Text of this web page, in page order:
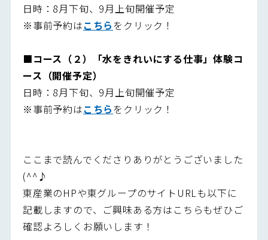
日時：8月下旬、9月上旬開催予定
※事前予約はこちら をクリック！
■コース（２）「水をきれいにする仕事」体験コ
ース（開催予定）
日時：8月下旬、9月上旬開催予定
※事前予約はこちら をクリック！
ここまで読んでくださりありがとうございました
(^^♪
東産業のHPや東グループのサイトURLも以下に
記載しますので、ご興味ある方はこちらもぜひご
確認よろしくお願いします！